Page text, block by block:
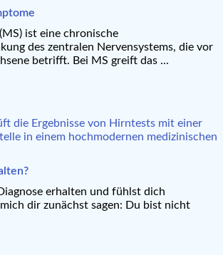
ist eine chronische
des zentralen Nervensystems, die vor
betrifft. Bei MS greift das ...
erhalten und fühlst dich
dir zunächst sagen: Du bist nicht